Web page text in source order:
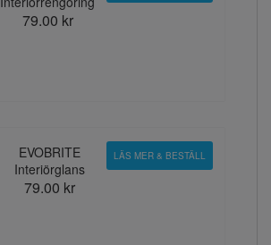
79.00 kr
EVOBRITE
Interiörglans
79.00 kr
LÄS MER & BESTÄLL